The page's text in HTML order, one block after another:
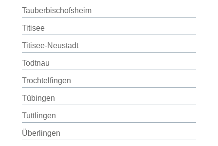
Tauberbischofsheim
Titisee
Titisee-Neustadt
Todtnau
Trochtelfingen
Tübingen
Tuttlingen
Überlingen